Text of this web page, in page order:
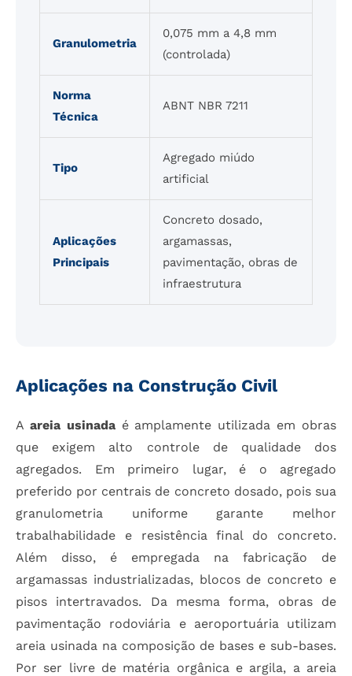
Granulometria
0,075 mm a 4,8 mm
(controlada)
Norma
Técnica
ABNT NBR 7211
Tipo
Agregado miúdo
artificial
Aplicações
Principais
Concreto dosado,
argamassas,
pavimentação, obras de
infraestrutura
Aplicações na Construção Civil
A areia usinadaé amplamente utilizada em obras
que exigem alto controle de qualidade dos
agregados. Em primeiro lugar, é o agregado
preferido por centrais de concreto dosado, pois sua
granulometria uniforme garante melhor
trabalhabilidade e resistência final do concreto.
Além disso, é empregada na fabricação de
argamassas industrializadas, blocos de concreto e
pisos intertravados. Da mesma forma, obras de
pavimentação rodoviária e aeroportuária utilizam
areia usinada na composição de bases e sub-bases.
Por ser livre de matéria orgânica e argila, a areia